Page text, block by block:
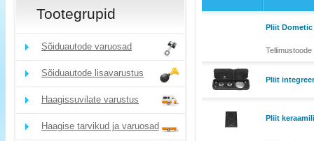
Tootegrupid
Sõiduautode varuosad
Sõiduautode lisavarustus
Haagissuvilate varustus
Haagise tarvikud ja varuosad
Pliit Dometic
Tellimustoode
Pliit
Pliit